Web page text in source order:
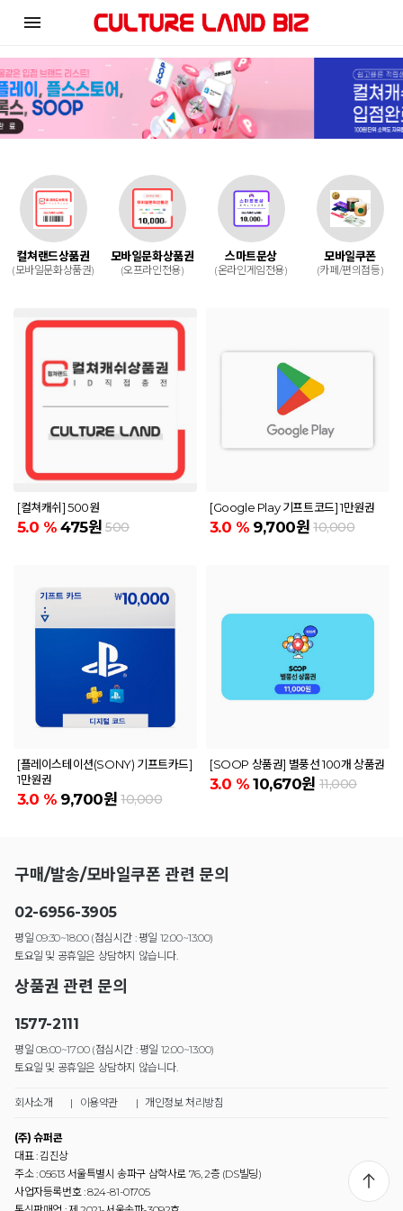
menu
컬쳐랜드상품권
(모바일문화상품권)
모바일문화상품권
(오프라인전용)
스마트문상
(온라인게임전용)
모바일쿠폰
(카페/편의점등)
[컬쳐캐쉬] 500원
5.0 % 475원 500
[Google Play 기프트코드] 1만원권
3.0 % 9,700원 10,000
[플레이스테이션(SONY) 기프트카드]
1만원권
3.0 % 9,700원 10,000
[SOOP 상품권] 별풍선 100개 상품권
3.0 % 10,670원 11,000
구매/발송/모바일쿠폰 관련 문의
02-6956-3905
평일 09:30~18:00 (점심시간 : 평일 12:00~13:00)
토요일 및 공휴일은 상담하지 않습니다.
상품권 관련 문의
1577-2111
평일 08:00~17:00 (점심시간 : 평일 12:00~13:00)
토요일 및 공휴일은 상담하지 않습니다.
회사소개 | 이용약관 | 개인정보 처리방침
(주) 슈퍼콘
대표 : 김진상
주소 : 05613 서울특별시 송파구 삼학사로 76, 2층 (DS빌딩)
사업자등록번호 : 824-81-01705